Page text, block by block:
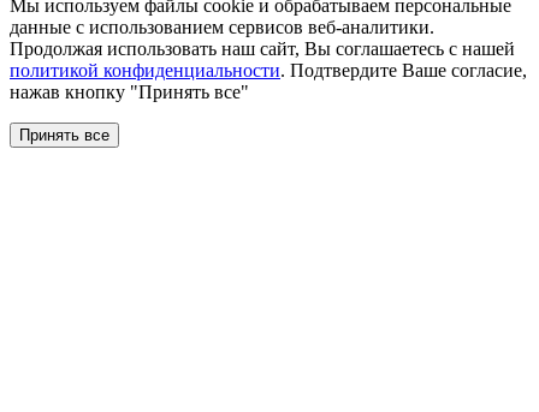
Мы используем файлы сookie и обрабатываем персональные
данные с использованием сервисов веб-аналитики.
Продолжая использовать наш сайт, Вы соглашаетесь с нашей
политикой конфиденциальности. Подтвердите Ваше согласие,
нажав кнопку "Принять все"
Принять все